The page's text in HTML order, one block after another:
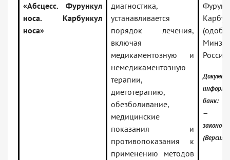
«Абсцесс. Фурункул
носа. Карбункул
носа»
диагностика,
устанавливается
порядок лечения,
включая
медикаментозную и
немедикаментозную
терапии,
диетотерапию,
обезболивание,
медицинские
показания и
противопоказания к
применению методов
России)
банк:
—
(Версия